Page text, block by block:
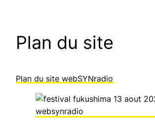
Plan du site
Plan du site webSYNradio